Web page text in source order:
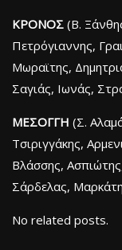
ΚΡΟΝΟΣ (Β.
Πετρόγιαννης,
Μωραϊτης,
Σαγιάς, Ιωνάς,
ΜΕΣΟΓΓΗ (Σ.
Τσιριγγάκης,
Βλάσσης,
Σάρδελας,
No related posts.